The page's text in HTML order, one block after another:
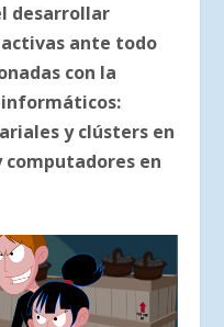
desarrollar
ante todo
con la
informáticos:
y clústers en
computadores en